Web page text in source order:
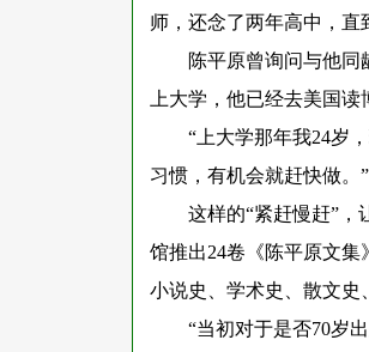
师，还念了两年高中，
陈平原曾询问与他
上大学，他已经去美国读
“上大学那年我24岁
习惯，有机会就赶快做。”
这样的“紧赶慢赶”，
馆推出24卷《陈平原文集
小说史、学术史、散文史
“当初对于是否70岁